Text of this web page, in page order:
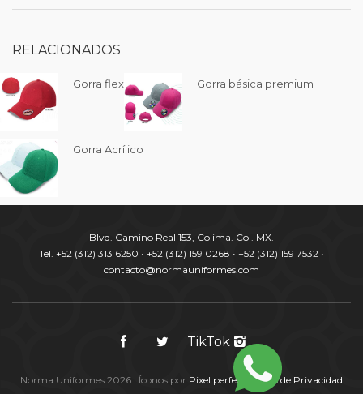
RELACIONADOS
Gorra flex Gorra básica premium
Gorra Acrílico
Blvd. Camino Real 153, Colima. Col. MX.
Tel. +52 (312) 313 6250 • +52 (312) 159 0268 • +52 (312) 159 7532 •
contacto@normauniformes.com
TikTok
Norma Uniformes 2026 | Íconos por Pixel perfect |Aviso de Privacidad